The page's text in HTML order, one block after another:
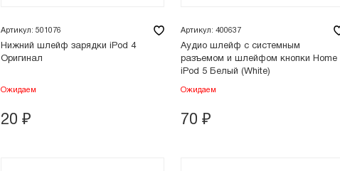
Артикул: 501076
Нижний шлейф зарядки iPod 4
Оригинал
Ожидаем
20 ₽
Артикул: 400637
Аудио шлейф с системным
разъемом и шлейфом кнопки Home
iPod 5 Белый (White)
Ожидаем
70 ₽